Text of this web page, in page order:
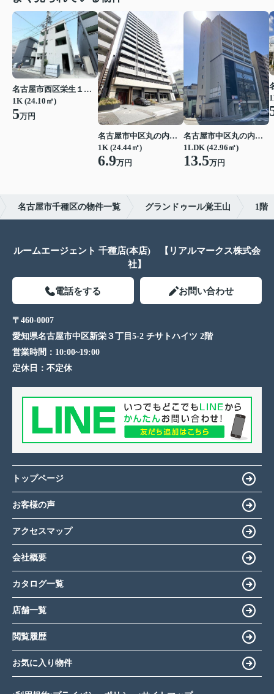
名古屋市西区栄生１丁目
1K (24.10㎡)
5万円
名古屋市中区丸の内２丁目
1K (24.44㎡)
6.9万円
名古屋市中区丸の内２丁目
1LDK (42.96㎡)
13.5万円
名古屋市千種区の物件一覧 グランドゥール覚王山 1階
ルームエージェント 千種店(本店) 【リアルマークス株式会
社】
電話をする お問い合わせ
〒460-0007
愛知県名古屋市中区新栄３丁目5-2 チサトハイツ 2階
営業時間： 10:00~19:00
定休日： 不定休
トップページ
お客様の声
アクセスマップ
会社概要
カタログ一覧
店舗一覧
閲覧履歴
お気に入り物件